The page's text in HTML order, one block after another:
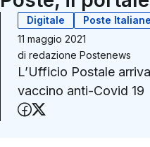
Digitale
Poste Italiane
11 maggio 2021
di redazione Postenews
L’Ufficio Postale
vaccino anti-Covid 19
Condividi su